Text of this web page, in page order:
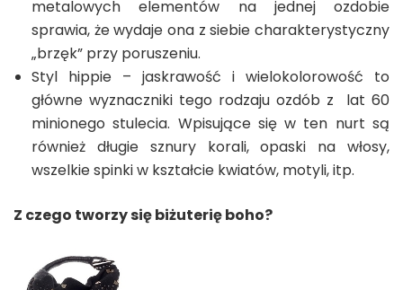
metalowych elementów na jednej ozdobie
sprawia, że wydaje ona z siebie charakterystyczny
„brzęk” przy poruszeniu.
Styl hippie – jaskrawość i wielokolorowość to
główne wyznaczniki tego rodzaju ozdób z lat 60
minionego stulecia. Wpisujące się w ten nurt są
również długie sznury korali, opaski na włosy,
wszelkie spinki w kształcie kwiatów, motyli, itp.
Z czego tworzy się biżuterię boho?